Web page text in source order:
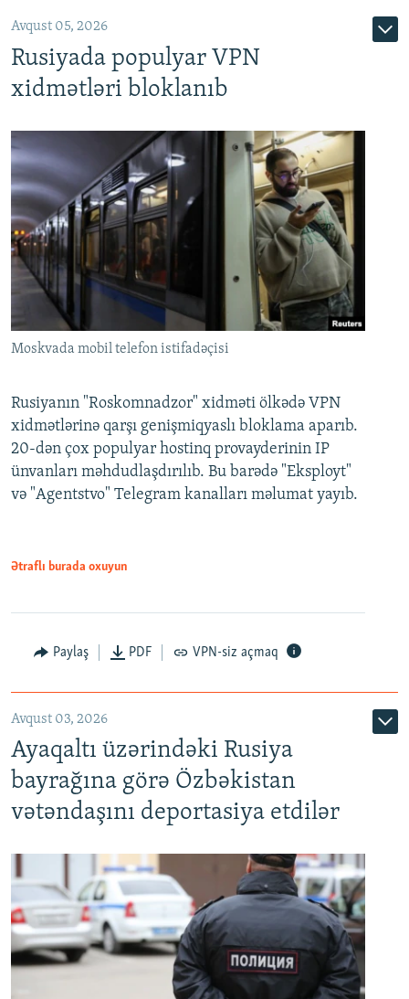
Avqust 05, 2026
Rusiyada populyar VPN
xidmətləri bloklanıb
Moskvada mobil telefon istifadəçisi
Rusiyanın "Roskomnadzor" xidməti ölkədə VPN
xidmətlərinə qarşı genişmiqyaslı bloklama aparıb.
20-dən çox populyar hostinq provayderinin IP
ünvanları məhdudlaşdırılıb. Bu barədə "Eksployt"
və "Agentstvo" Telegram kanalları məlumat yayıb.
Ətraflı burada oxuyun
Paylaş PDF VPN-siz açmaq
Avqust 03, 2026
Ayaqaltı üzərindəki Rusiya
bayrağına görə Özbəkistan
vətəndaşını deportasiya etdilər